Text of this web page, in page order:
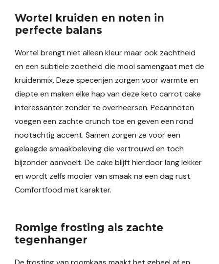
Wortel kruiden en noten in
perfecte balans
Wortel brengt niet alleen kleur maar ook zachtheid
en een subtiele zoetheid die mooi samengaat met de
kruidenmix. Deze specerijen zorgen voor warmte en
diepte en maken elke hap van deze keto carrot cake
interessanter zonder te overheersen. Pecannoten
voegen een zachte crunch toe en geven een rond
nootachtig accent. Samen zorgen ze voor een
gelaagde smaakbeleving die vertrouwd en toch
bijzonder aanvoelt. De cake blijft hierdoor lang lekker
en wordt zelfs mooier van smaak na een dag rust.
Comfortfood met karakter.
Romige frosting als zachte
tegenhanger